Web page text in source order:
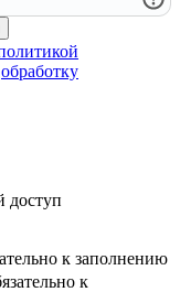
обработку
доступ
к заполнению
к